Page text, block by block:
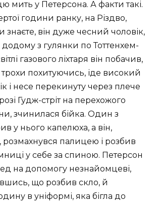
мить у Петерсона. А факти такі.
години ранку, на Різдво,
він дуже чесний чоловік,
з гулянки по Тоттенхем-
газового ліхтаря він побачив,
похитуючись, іде високий
і несе перекинуту через плече
Гудж-стріт на перехожого
зчинилася бійка. Один з
у нього капелюха, а він,
палицею і розбив
у себе за спиною. Петерсон
на допомогу незнайомцеві,
що розбив скло, й
в уніформі, яка бігла до